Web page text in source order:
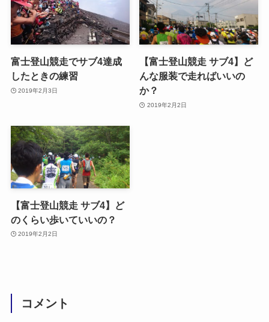
富士登山競走でサブ4達成
したときの練習
2019年2月3日
【富士登山競走 サブ4】ど
んな服装で走ればいいの
か？
2019年2月2日
【富士登山競走 サブ4】ど
のくらい歩いていいの？
2019年2月2日
コメント